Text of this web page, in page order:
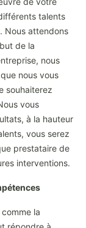
talents
Nous attendons
de la
nous
nous vous
souhaiterez
vous
à la hauteur
vous serez
prestataire de
interventions.
la